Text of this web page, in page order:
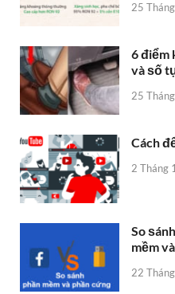
25
6 điểm
và ѕố
25
Cách
2 Tháng
So
mềm
22